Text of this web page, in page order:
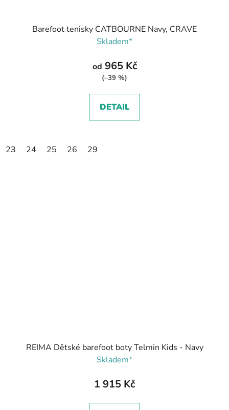
Barefoot tenisky CATBOURNE Navy, CRAVE
Skladem*
od 965 Kč
(–39 %)
DETAIL
23 24 25 26 29
REIMA Dětské barefoot boty Telmin Kids - Navy
Skladem*
1 915 Kč